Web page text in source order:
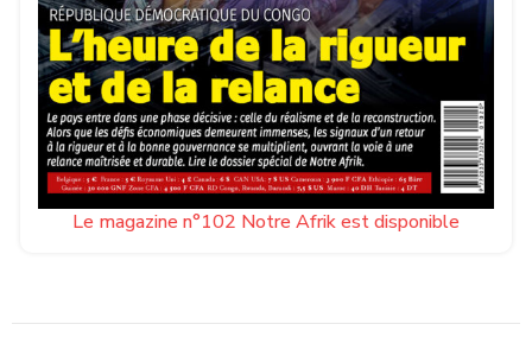
Le magazine n°102 Notre Afrik est disponible